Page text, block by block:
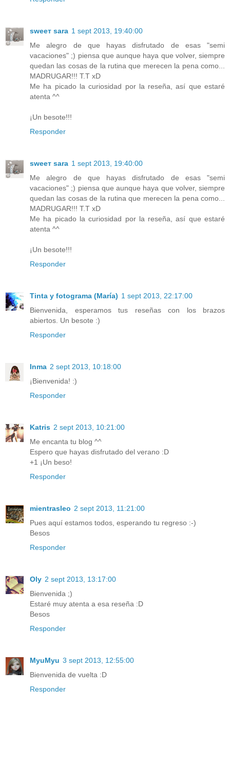
ѕweeт ѕara 1 sept 2013, 19:40:00
Me alegro de que hayas disfrutado de esas "semi
vacaciones" ;) piensa que aunque haya que volver, siempre
quedan las cosas de la rutina que merecen la pena como...
MADRUGAR!!! T.T xD
Me ha picado la curiosidad por la reseña, así que estaré
atenta ^^
¡Un besote!!!
Responder
ѕweeт ѕara 1 sept 2013, 19:40:00
Me alegro de que hayas disfrutado de esas "semi
vacaciones" ;) piensa que aunque haya que volver, siempre
quedan las cosas de la rutina que merecen la pena como...
MADRUGAR!!! T.T xD
Me ha picado la curiosidad por la reseña, así que estaré
atenta ^^
¡Un besote!!!
Responder
Tinta y fotograma (María) 1 sept 2013, 22:17:00
Bienvenida, esperamos tus reseñas con los brazos
abiertos. Un besote :)
Responder
Inma 2 sept 2013, 10:18:00
¡Bienvenida! :)
Responder
Katris 2 sept 2013, 10:21:00
Me encanta tu blog ^^
Espero que hayas disfrutado del verano :D
+1 ¡Un beso!
Responder
mientrasleo 2 sept 2013, 11:21:00
Pues aquí estamos todos, esperando tu regreso :-)
Besos
Responder
Oly 2 sept 2013, 13:17:00
Bienvenida ;)
Estaré muy atenta a esa reseña :D
Besos
Responder
MyuMyu 3 sept 2013, 12:55:00
Bienvenida de vuelta :D
Responder